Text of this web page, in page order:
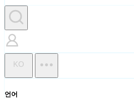
KO
언어